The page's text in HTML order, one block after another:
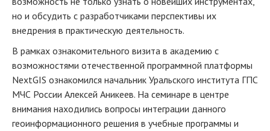
но и обсудить с разработчиками перспективы их
внедрения в практическую деятельность.
В рамках ознакомительного визита в академию с
возможностями отечественной программной платформы
NextGIS ознакомился начальник Уральского института ГПС
МЧС России Алексей Аникеев. На семинаре в центре
внимания находились вопросы интеграции данного
геоинформационного решения в учебные программы и